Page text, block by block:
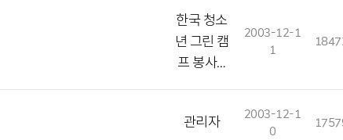
한국 청소
년 그린 캠
프 봉사…
2003-12-1
1
관리자
2003-12-1
0